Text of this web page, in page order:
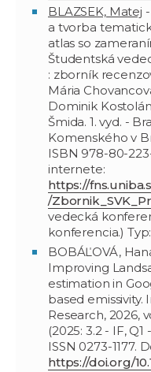
BLAZSEK, Matej
a tvorba
atlas so
Študentská
: zborník
Mária
Dominik
Šmida. 1. vyd. -
Komenského v
ISBN 978-80-
internete:
https://
/
vedecká
konferencia.)
BOBÁĽOVÁ,
Improving
estimation in
based emissivity.
Research, 2026,
(2025: 3.2 - IF, Q1
ISSN 0273-1177.
https://doi.org/